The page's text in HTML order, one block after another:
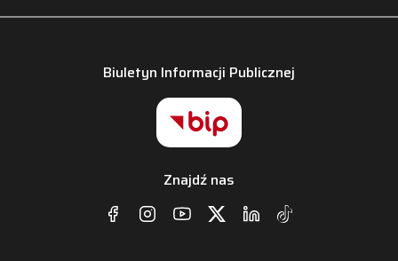
Biuletyn Informacji Publicznej
Znajdź nas